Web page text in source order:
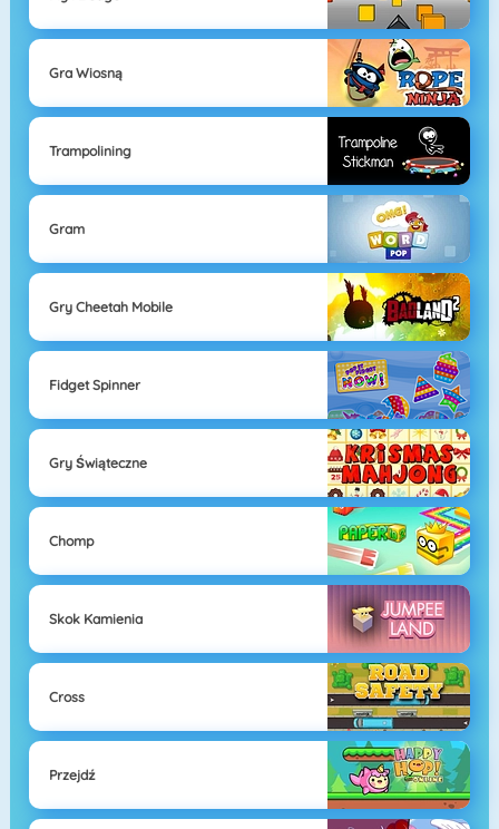
Gra Wiosną
Trampolining
Gram
Gry Cheetah Mobile
Fidget Spinner
Gry Świąteczne
Chomp
Skok Kamienia
Cross
Przejdź